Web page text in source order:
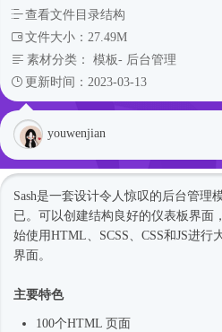
查看文件目录结构
文件大小：27.49M
素材分类： 模板- 后台管理
更新时间：2023-03-13
youwenjian
Sash是一套设计令人惊叹的后台管理
已。可以创建结构良好的仪表板界面
始使用HTML、SCSS、CSS和JS进
界面。
主要特色
100个HTML 页面